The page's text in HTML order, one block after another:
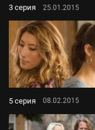
3 серия 25.01.2015
5 серия 08.02.2015